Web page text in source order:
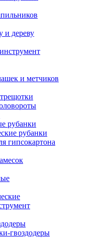
и дереву
и метчиков
рубанки
рубанки
гипсокартона
гвоздодеры